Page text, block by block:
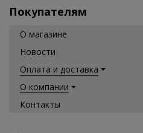
Покупателям
О магазине
Новости
Оплата и доставка
О компании
Контакты